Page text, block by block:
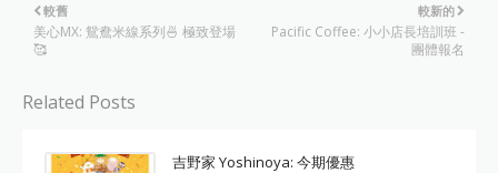
較新的
Pacific Coffee: 小小店長培訓班 -
團體報名
較舊
美心MX: 鴛鴦米線系列🍜 極致登場
🥰
Related Posts
吉野家 Yoshinoya: 今期優惠